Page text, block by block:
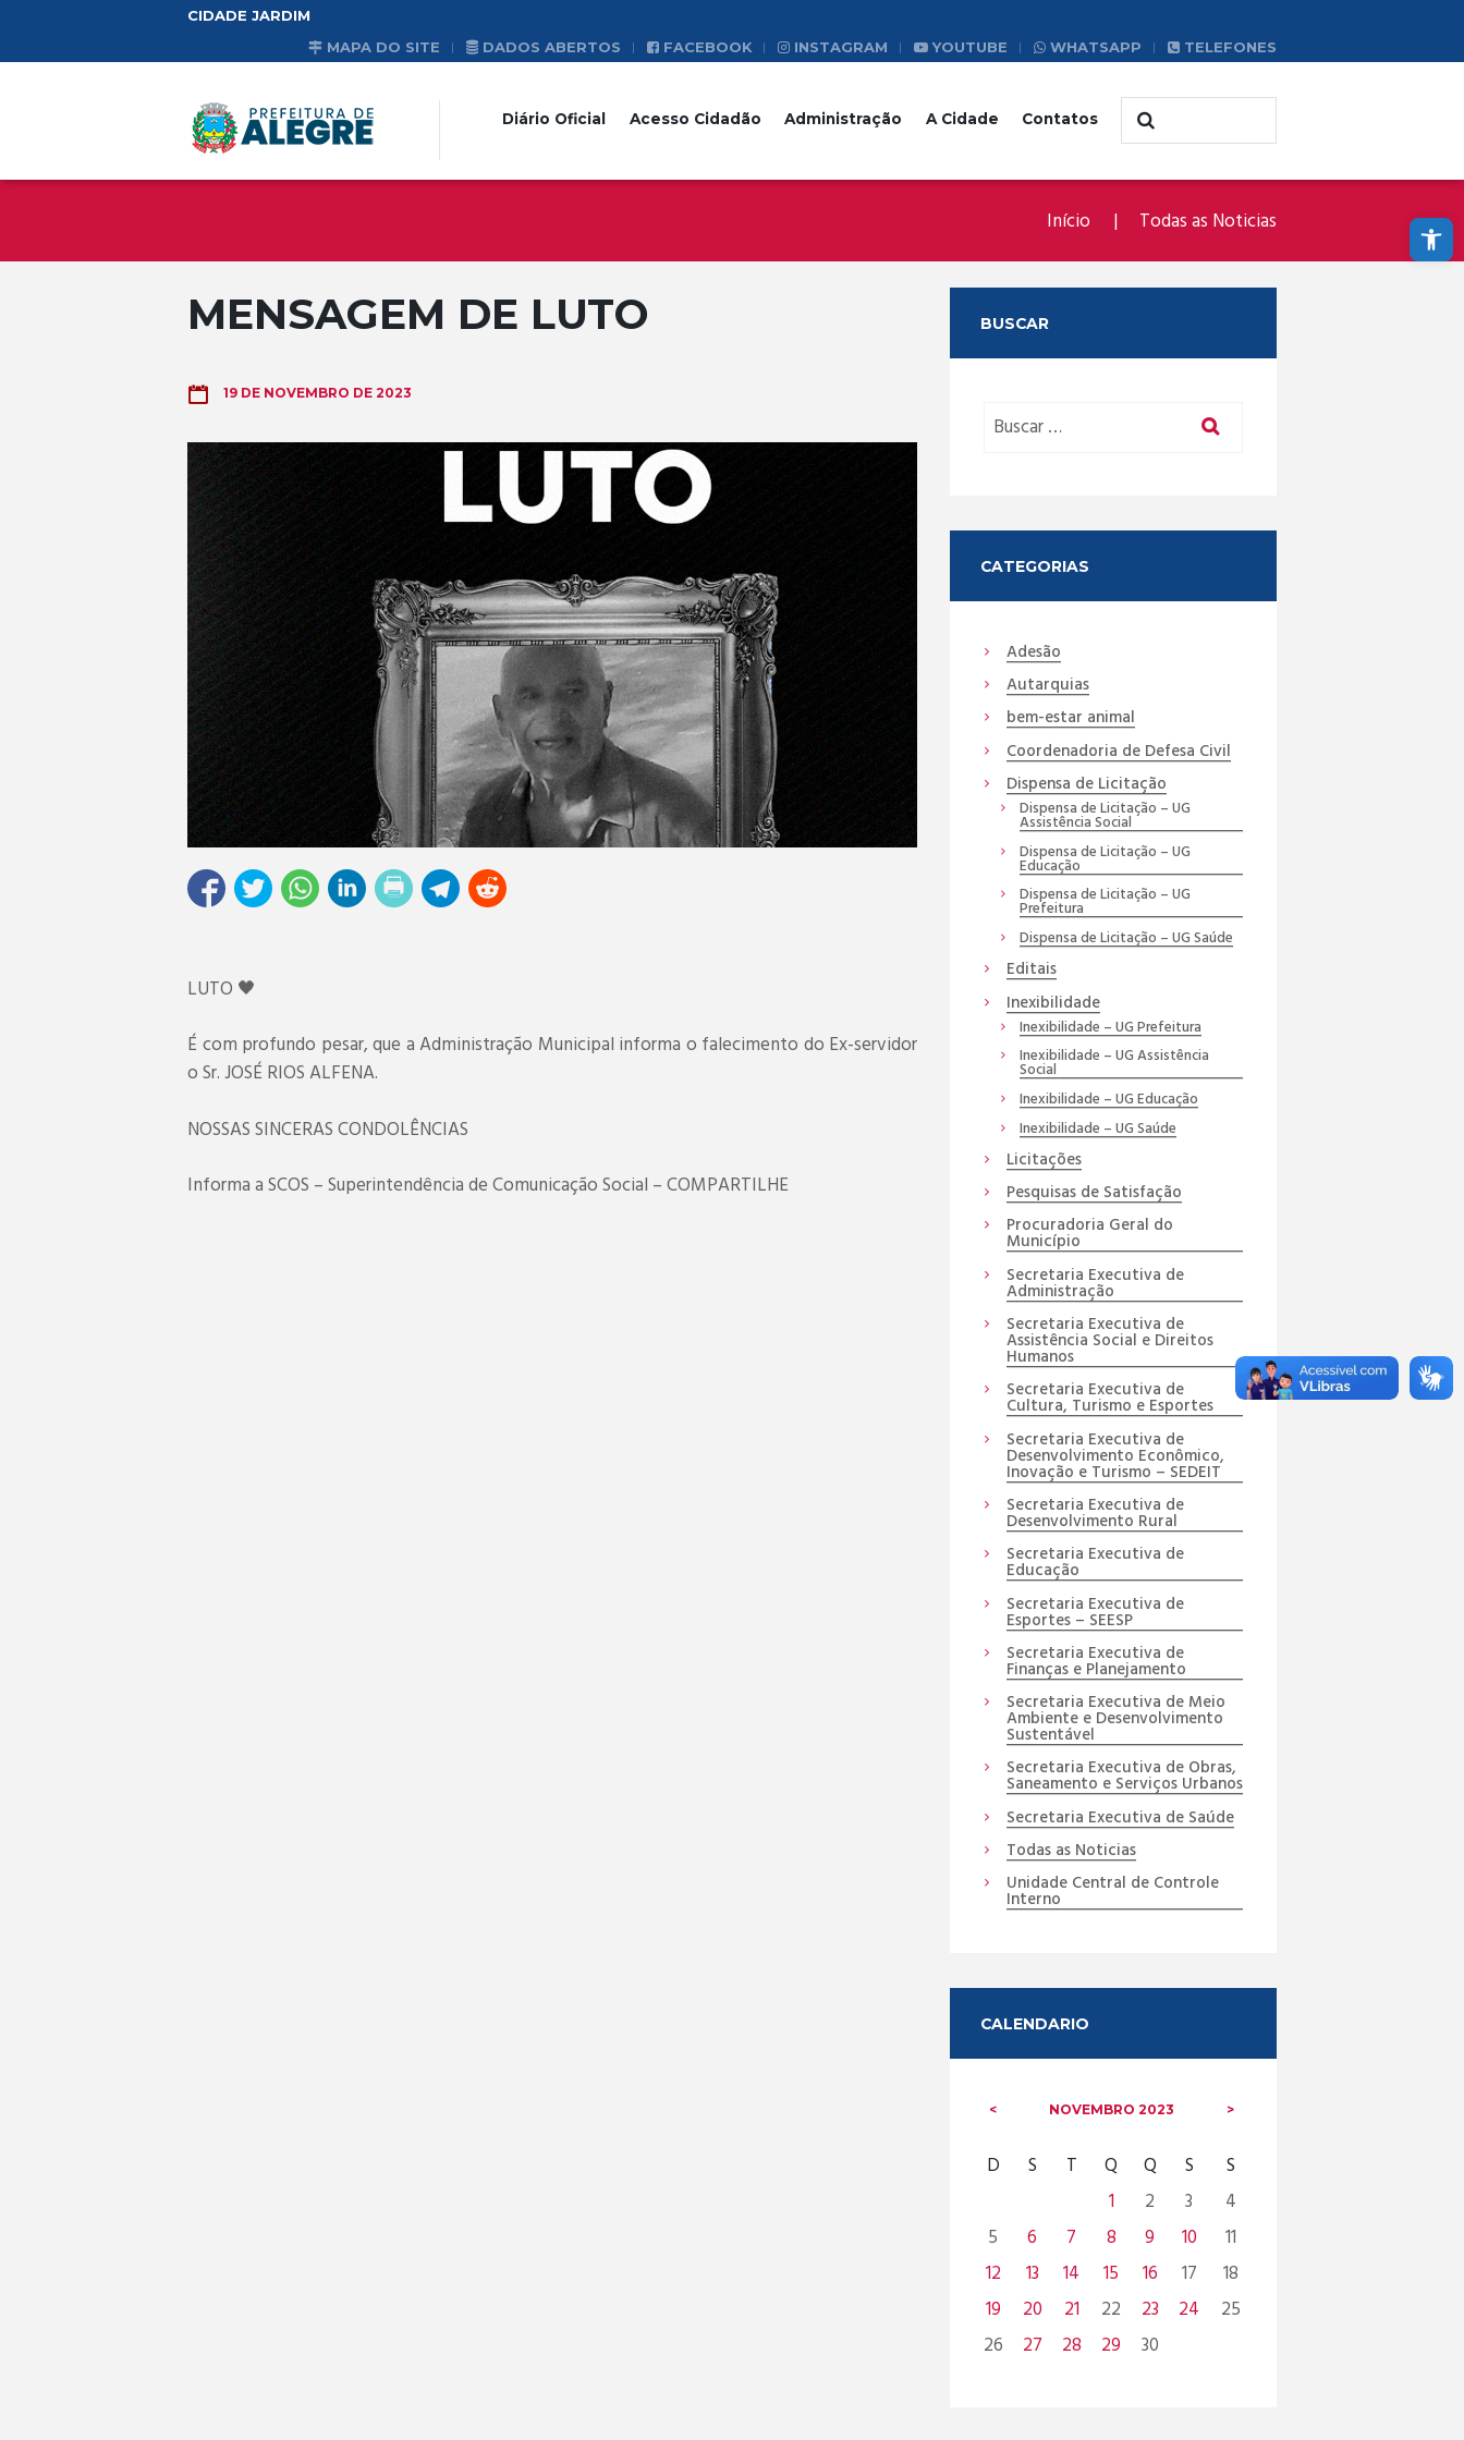
Abrir a barra de ferramentas
CIDADE JARDIM
MAPA DO SITE
DADOS ABERTOS FACEBOOK INSTAGRAM YOUTUBE WHATSAPP TELEFONES
Diário Oficial Acesso Cidadão Administração A Cidade Contatos
Início Todas as Noticias
MENSAGEM DE LUTO
19 DE NOVEMBRO DE 2023
LUTO 🖤
É com profundo pesar, que a Administração Municipal informa o falecimento do Ex-servidor
o Sr. JOSÉ RIOS ALFENA.
NOSSAS SINCERAS CONDOLÊNCIAS
Informa a SCOS – Superintendência de Comunicação Social – COMPARTILHE
BUSCAR
CATEGORIAS
Adesão
Autarquias
bem-estar animal
Coordenadoria de Defesa Civil
Dispensa de Licitação
Dispensa de Licitação – UG
Assistência Social
Dispensa de Licitação – UG
Educação
Dispensa de Licitação – UG
Prefeitura
Dispensa de Licitação – UG Saúde
Editais
Inexibilidade
Inexibilidade – UG Prefeitura
Inexibilidade – UG Assistência
Social
Inexibilidade – UG Educação
Inexibilidade – UG Saúde
Licitações
Pesquisas de Satisfação
Procuradoria Geral do
Município
Secretaria Executiva de
Administração
Secretaria Executiva de
Assistência Social e Direitos
Humanos
Secretaria Executiva de
Cultura, Turismo e Esportes
Secretaria Executiva de
Desenvolvimento Econômico,
Inovação e Turismo – SEDEIT
Secretaria Executiva de
Desenvolvimento Rural
Secretaria Executiva de
Educação
Secretaria Executiva de
Esportes – SEESP
Secretaria Executiva de
Finanças e Planejamento
Secretaria Executiva de Meio
Ambiente e Desenvolvimento
Sustentável
Secretaria Executiva de Obras,
Saneamento e Serviços Urbanos
Secretaria Executiva de Saúde
Todas as Noticias
Unidade Central de Controle
Interno
CALENDARIO
NOVEMBRO 2023
D S T Q Q S
S
1
2 3
4
5
6 7 8 9 10
11
12
13 14 15 16 17
18
19
20 21 22 23 24
25
26
27 28 29 30